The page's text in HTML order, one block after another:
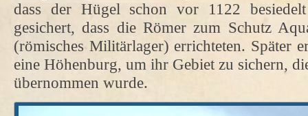
dass der Hügel schon vor 1122
gesichert, dass die Römer zum Schutz
(römisches Militärlager) errichteten. Später
eine Höhenburg, um ihr Gebiet zu sichern,
übernommen wurde.